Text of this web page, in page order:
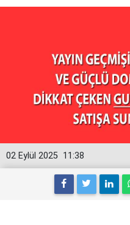
11:38
02 Eylül 2025